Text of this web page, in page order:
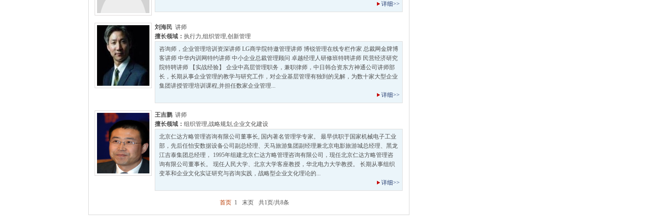
详细>>
刘海民 讲师
擅长领域： 执行力,组织管理,创新管理
咨询师，企业管理培训资深讲师 LG商学院特邀管理讲师 博锐管理在线专栏作家 总裁网金牌博
客讲师 中华内训网特约讲师 中小企业总裁管理顾问 卓越经理人研修班特聘讲师 民营经济研究
院特聘讲师 【实战经验】 企业中高层管理职务，兼职律师，中日韩合资东方神通公司讲师部
长，长期从事企业管理的教学与研究工作，对企业基层管理有独到的见解，为数十家大型企业
集团讲授管理培训课程,并担任数家企业管理...
详细>>
王吉鹏 讲师
擅长领域： 组织管理,战略规划 ,企业文化建设
北京仁达方略管理咨询有限公司董事长, 国内著名管理学专家。 最早供职于国家机械电子工业
部，先后任怡安数据设备公司副总经理、天马旅游集团副经理兼北京电影旅游城总经理、黑龙
江吉泰集团总经理， 1995年组建北京仁达方略管理咨询有限公司，现任北京仁达方略管理咨
询有限公司董事长。 现任人民大学、北京大学客座教授，华北电力大学教授。 长期从事组织
变革和企业文化实证研究与咨询实践，战略型企业文化理论的...
详细>>
首页 1 末页 共1页/共8条